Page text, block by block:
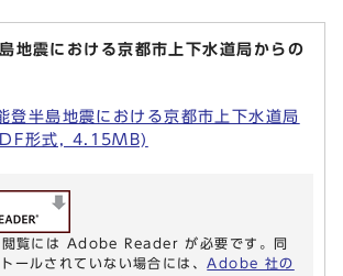
地震における京都市上下水道局からの
登半島地震における京都市上下水道局
形式, 4.15MB)
閲覧には Adobe Reader が必要です。同
ールされていない場合には、 Adobe 社の